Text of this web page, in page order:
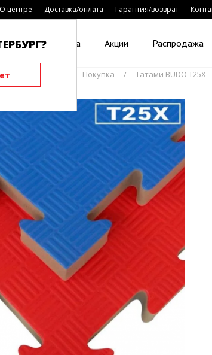
О центре Доставка/оплата Гарантия/возврат
Виды спорта Акции Распродажа
додянги Покупка Татами BUDO T25X